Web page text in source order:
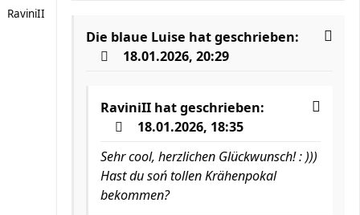
RaviniII
Die blaue Luise hat geschrieben:
18.01.2026, 20:29
RaviniII hat geschrieben:
18.01.2026, 18:35
Sehr cool, herzlichen Glückwunsch! : )))
Hast du soń tollen Krähenpokal
bekommen?